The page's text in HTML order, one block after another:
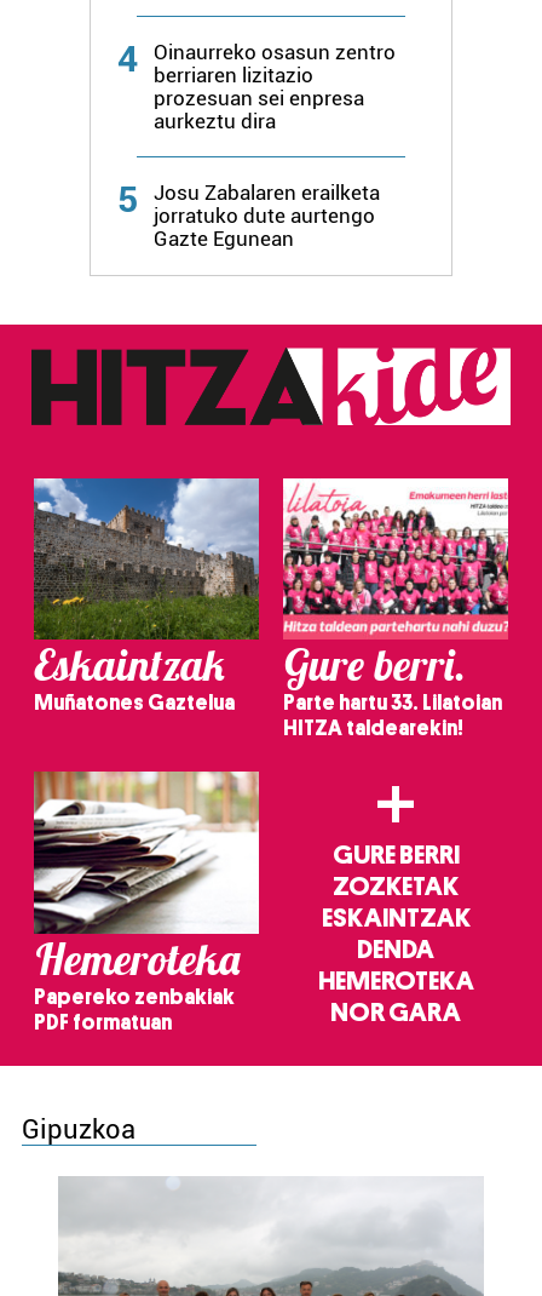
4
Oinaurreko osasun zentro
berriaren lizitazio
prozesuan sei enpresa
aurkeztu dira
5
Josu Zabalaren erailketa
jorratuko dute aurtengo
Gazte Egunean
Eskaintzak
Muñatones Gaztelua
Gure berri.
Parte hartu 33. Lilatoian
HITZA taldearekin!
Hemeroteka
Papereko zenbakiak
PDF formatuan
+
GURE BERRI
ZOZKETAK
ESKAINTZAK
DENDA
HEMEROTEKA
NOR GARA
Gipuzkoa